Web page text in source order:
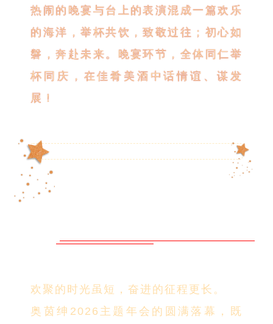
热闹的晚宴与台上的表演混成一篇欢乐
的海洋，举杯共饮，致敬过往；初心如
磐，奔赴未来。晚宴环节，全体同仁举
杯同庆，在佳肴美酒中话情谊、谋发
展！
欢聚的时光虽短，奋进的征程更长。
奥茵绅2026主题年会的圆满落幕，既